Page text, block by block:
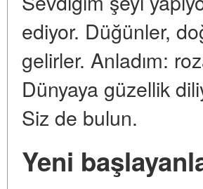
ediyor. Düğünler,
gelirler. Anladım:
Dünyaya güzellik
Siz de bulun.
Yeni